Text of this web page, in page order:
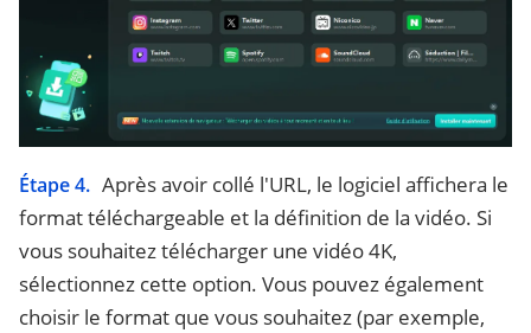
Étape 4. Après avoir collé l'URL, le logiciel affichera le
format téléchargeable et la définition de la vidéo. Si
vous souhaitez télécharger une vidéo 4K,
sélectionnez cette option. Vous pouvez également
choisir le format que vous souhaitez (par exemple,